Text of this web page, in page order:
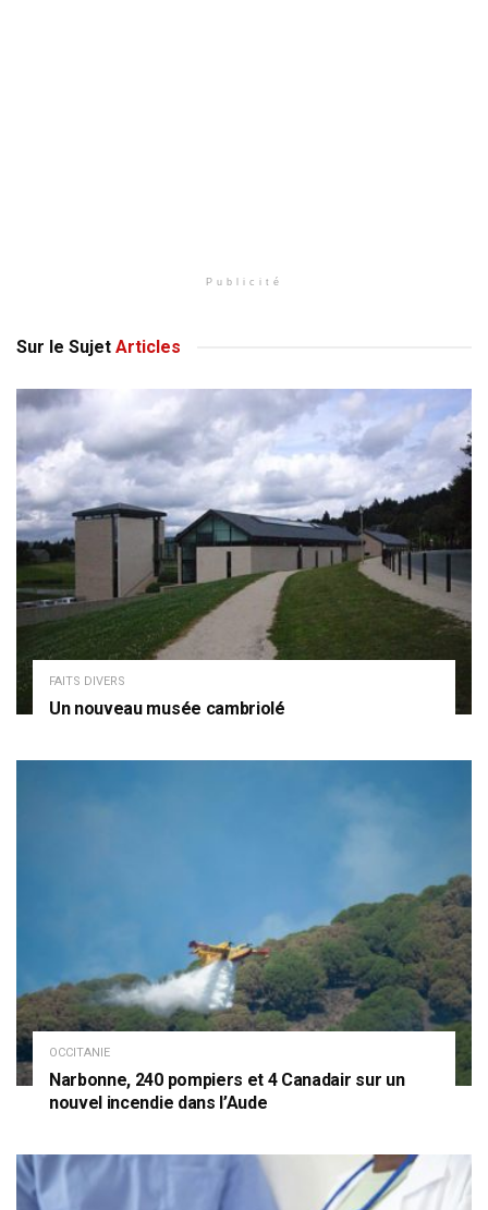
Publicité
Sur le Sujet Articles
FAITS DIVERS
Un nouveau musée cambriolé
OCCITANIE
Narbonne, 240 pompiers et 4 Canadair sur un
nouvel incendie dans l’Aude